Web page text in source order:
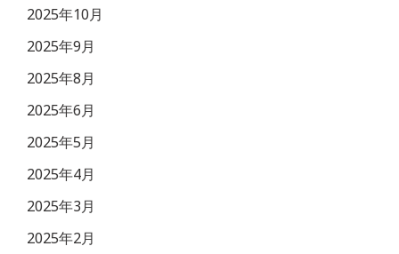
2025年10月
2025年9月
2025年8月
2025年6月
2025年5月
2025年4月
2025年3月
2025年2月